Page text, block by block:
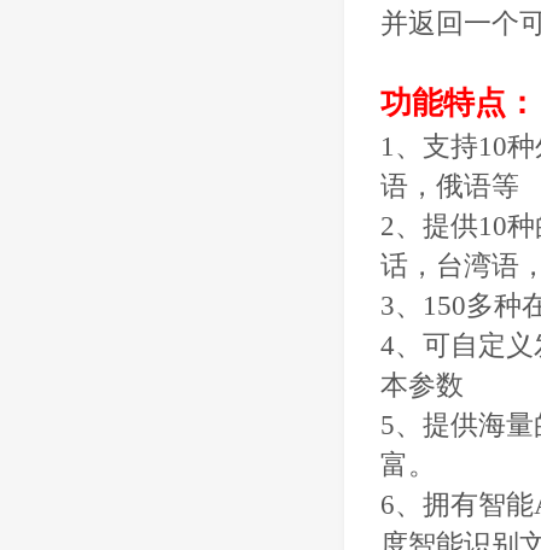
并返回一个
功能特点：
1、支持10
语，俄语等
2、提供10
话，台湾语
3、150多种
4、可自定
本参数
5、提供海
富。
6、拥有智